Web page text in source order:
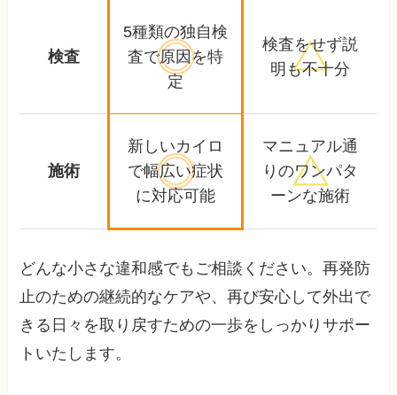
検査
5種類の独自検
査で原因を特
定
検査をせず説
明も不十分
施術
新しいカイロ
で幅広い症状
に対応可能
マニュアル通
りのワンパタ
ーンな施術
どんな小さな違和感でもご相談ください。再発防
止のための継続的なケアや、再び安心して外出で
きる日々を取り戻すための一歩をしっかりサポー
トいたします。